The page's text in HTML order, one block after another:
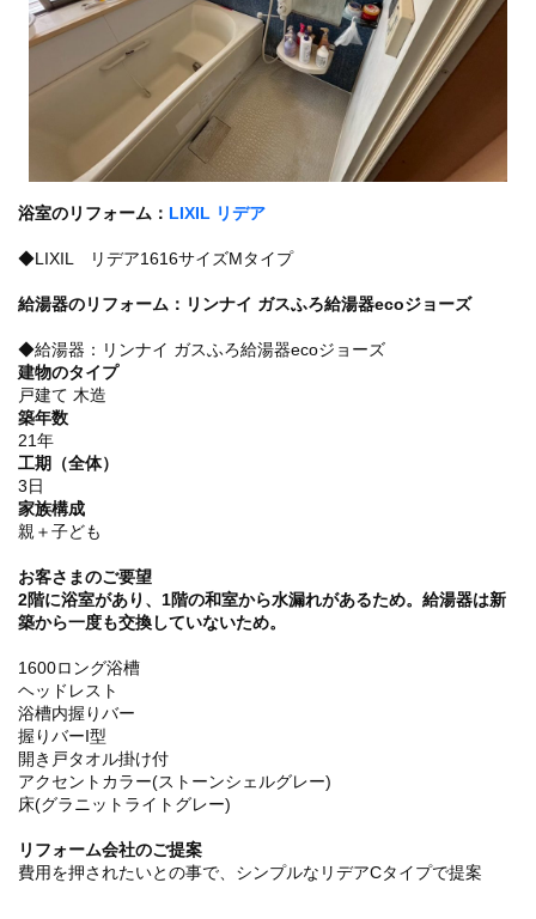
浴室のリフォーム： LIXIL リデア
◆LIXIL リデア1616サイズMタイプ
給湯器のリフォーム：リンナイ ガスふろ給湯器ecoジョーズ
◆給湯器：リンナイ ガスふろ給湯器ecoジョーズ
建物のタイプ
戸建て 木造
築年数
21年
工期（全体）
3日
家族構成
親＋子ども
お客さまのご要望
2階に浴室があり、1階の和室から水漏れがあるため。給湯器は新
築から一度も交換していないため。
1600ロング浴槽
ヘッドレスト
浴槽内握りバー
握りバーI型
開き戸タオル掛け付
アクセントカラー(ストーンシェルグレー)
床(グラニットライトグレー)
リフォーム会社のご提案
費用を押されたいとの事で、シンプルなリデアCタイプで提案